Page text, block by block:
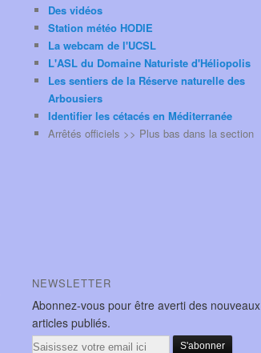
Des vidéos
Station météo HODIE
La webcam de l'UCSL
L'ASL du Domaine Naturiste d'Héliopolis
Les sentiers de la Réserve naturelle des
Arbousiers
Identifier les cétacés en Méditerranée
Arrêtés officiels >> Plus bas dans la section
NEWSLETTER
Abonnez-vous pour être averti des nouveaux
articles publiés.
Email